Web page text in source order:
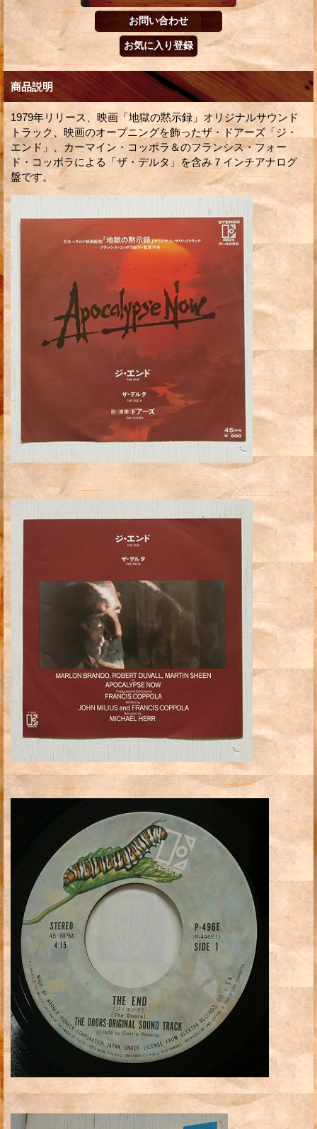
商品説明
1979年リリース、映画「地獄の黙示録」オリジナルサウンド
トラック、映画のオープニングを飾ったザ・ドアーズ「ジ・
エンド」、カーマイン・コッポラ＆のフランシス・フォー
ド・コッポラによる「ザ・デルタ」を含み７インチアナログ
盤です。